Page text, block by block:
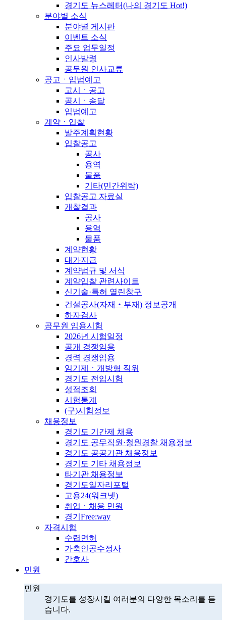
경기도 뉴스레터(나의 경기도 Hot!)
분야별 소식
분야별 게시판
이벤트 소식
주요 업무일정
인사발령
공무원 인사교류
공고ㆍ입법예고
고시ㆍ공고
공시ㆍ송달
입법예고
계약ㆍ입찰
발주계획현황
입찰공고
공사
용역
물품
기타(민간위탁)
입찰공고 자료실
개찰결과
공사
용역
물품
계약현황
대가지급
계약법규 및 서식
계약입찰 관련사이트
신기술·특허 열린창구
건설공사(자재‧부재) 정보공개
하자검사
공무원 임용시험
2026년 시험일정
공개 경쟁임용
경력 경쟁임용
임기제ㆍ개방형 직위
경기도 전입시험
성적조회
시험통계
(구)시험정보
채용정보
경기도 기간제 채용
경기도 공무직원·청원경찰 채용정보
경기도 공공기관 채용정보
경기도 기타 채용정보
타기관 채용정보
경기도일자리포털
고용24(워크넷)
취업ㆍ채용 민원
경기Free:way
자격시험
수렵면허
가축인공수정사
간호사
민원
민원
경기도를 성장시킬 여러분의 다양한 목소리를 듣
습니다.